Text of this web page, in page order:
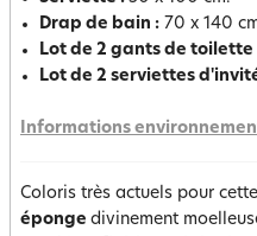
Drap de bain : 70 x 140
Lot de 2 gants de toilette
Lot de 2 serviettes
Informations
Coloris très actuels pour
éponge divinement